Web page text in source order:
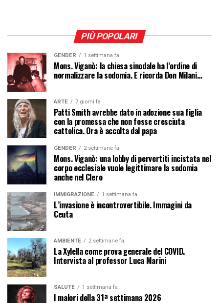
PIÙ POPOLARI
GENDER 1 settimana fa
Mons. Viganò: la chiesa sinodale ha l’ordine di
normalizzare la sodomia. E ricorda Don Milani…
ARTE 7 giorni fa
Patti Smith avrebbe dato in adozione sua figlia
con la promessa che non fosse cresciuta
cattolica. Ora è accolta dal papa
GENDER 2 settimane fa
Mons. Viganò: una lobby di pervertiti incistata nel
corpo ecclesiale vuole legittimare la sodomia
anche nel Clero
IMMIGRAZIONE 1 settimana fa
L’invasione è incontrovertibile. Immagini da
Ceuta
AMBIENTE 2 settimane fa
La Xylella come prova generale del COVID.
Intervista al professor Luca Marini
SALUTE 1 settimana fa
I malori della 31ª settimana 2026